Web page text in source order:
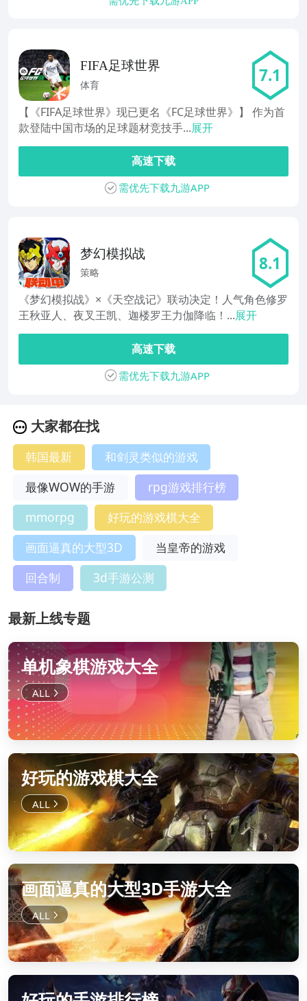
FIFA足球世界
体育 7.1
【《FIFA足球世界》现已更名《FC足球世界》】 作为首
款登陆中国市场的足球题材竞技手...展开
高速下载
需优先下载九游APP
梦幻模拟战
策略 8.1
《梦幻模拟战》×《天空战记》联动决定！人气角色修罗
王秋亚人、夜叉王凯、迦楼罗王力伽降临！...展开
高速下载
需优先下载九游APP
大家都在找
韩国最新
和剑灵类似的游戏
最像WOW的手游
rpg游戏排行榜
mmorpg
好玩的游戏棋大全
画面逼真的大型3D
当皇帝的游戏
回合制
3d手游公测
最新上线专题
单机象棋游戏大全
好玩的游戏棋大全
画面逼真的大型3D手游大全